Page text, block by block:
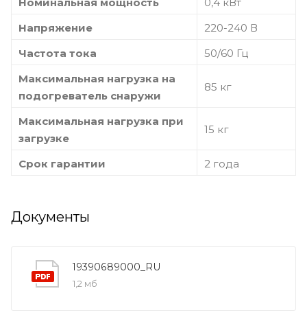
Напряжение
220-240 В
Частота тока
50/60 Гц
Максимальная нагрузка на
подогреватель снаружи
85 кг
Максимальная нагрузка при
загрузке
15 кг
Срок гарантии 2 года
Документы
19390689000_RU
1,2 мб